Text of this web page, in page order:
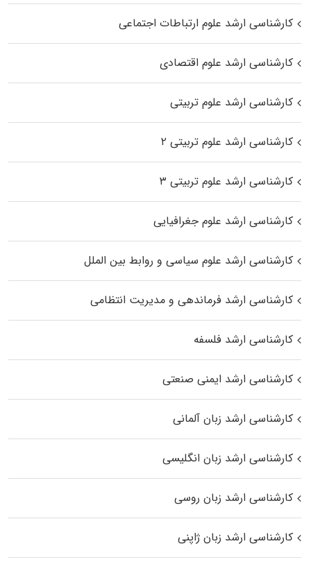
کارشناسی ارشد علوم ارتباطات اجتماعی
کارشناسی ارشد علوم اقتصادی
کارشناسی ارشد علوم تربیتی
کارشناسی ارشد علوم تربیتی ۲
کارشناسی ارشد علوم تربیتی ۳
کارشناسی ارشد علوم جغرافیایی
کارشناسی ارشد علوم سیاسی و روابط بین الملل
کارشناسی ارشد فرماندهی و مدیریت انتظامی
کارشناسی ارشد فلسفه
کارشناسی ارشد ایمنی صنعتی
کارشناسی ارشد زبان آلمانی
کارشناسی ارشد زبان انگلیسی
کارشناسی ارشد زبان روسی
کارشناسی ارشد زبان ژاپنی